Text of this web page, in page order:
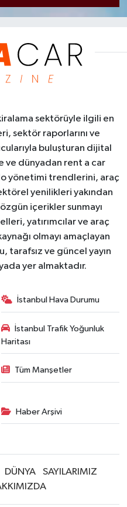
sektörüyle ilgili en
sektör raporlarını ve
buluşturan dijital
ve dünyadan rent a car
yönetimi trendlerini, araç
yenilikleri yakından
içerikler sunmayı
yatırımcılar ve araç
olmayı amaçlayan
tarafsız ve güncel yayın
yer almaktadır.
İstanbul Hava Durumu
İstanbul Trafik Yoğunluk
Haritası
Tüm Manşetler
Haber Arşivi
DÜNYA
SAYILARIMIZ